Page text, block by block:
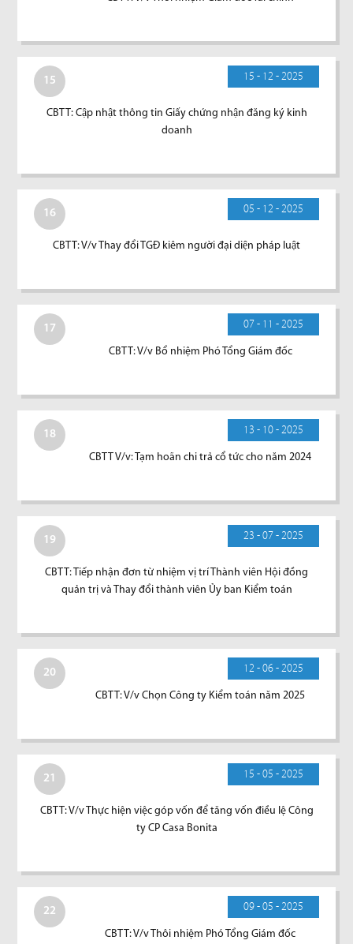
15 15 - 12 - 2025
CBTT: Cập nhật thông tin Giấy chứng nhận đăng ký kinh
doanh
16 05 - 12 - 2025
CBTT: V/v Thay đổi TGĐ kiêm người đại diện pháp luật
17 07 - 11 - 2025
CBTT: V/v Bổ nhiệm Phó Tổng Giám đốc
18 13 - 10 - 2025
CBTT V/v: Tạm hoãn chi trả cổ tức cho năm 2024
19 23 - 07 - 2025
CBTT: Tiếp nhận đơn từ nhiệm vị trí Thành viên Hội đồng
quản trị và Thay đổi thành viên Ủy ban Kiểm toán
20 12 - 06 - 2025
CBTT: V/v Chọn Công ty Kiểm toán năm 2025
21 15 - 05 - 2025
CBTT: V/v Thực hiện việc góp vốn để tăng vốn điều lệ Công
ty CP Casa Bonita
22 09 - 05 - 2025
CBTT: V/v Thôi nhiệm Phó Tổng Giám đốc